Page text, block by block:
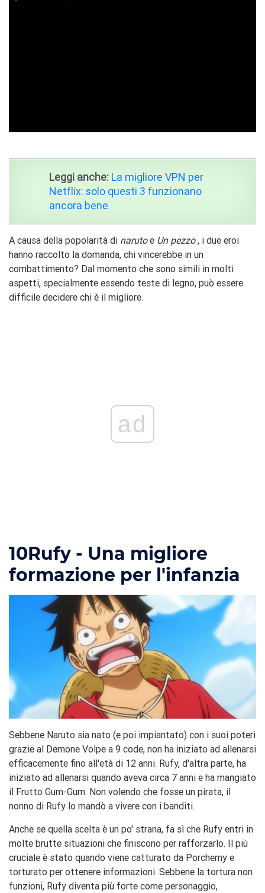
Leggi anche: La migliore VPN per
Netflix: solo questi 3 funzionano
ancora bene
A causa della popolarità di narutoe Un pezzo, i due eroi
hanno raccolto la domanda, chi vincerebbe in un
combattimento? Dal momento che sono simili in molti
aspetti, specialmente essendo teste di legno, può essere
difficile decidere chi è il migliore.
ad
10Rufy - Una migliore
formazione per l'infanzia
Sebbene Naruto sia nato (e poi impiantato) con i suoi poteri
grazie al Demone Volpe a 9 code, non ha iniziato ad allenarsi
efficacemente fino all'età di 12 anni. Rufy, d'altra parte, ha
iniziato ad allenarsi quando aveva circa 7 anni e ha mangiato
il Frutto Gum-Gum. Non volendo che fosse un pirata, il
nonno di Rufy lo mandò a vivere con i banditi.
Anche se quella scelta è un po' strana, fa sì che Rufy entri in
molte brutte situazioni che finiscono per rafforzarlo. Il più
cruciale è stato quando viene catturato da Porchemy e
torturato per ottenere informazioni. Sebbene la tortura non
funzioni, Rufy diventa più forte come personaggio,